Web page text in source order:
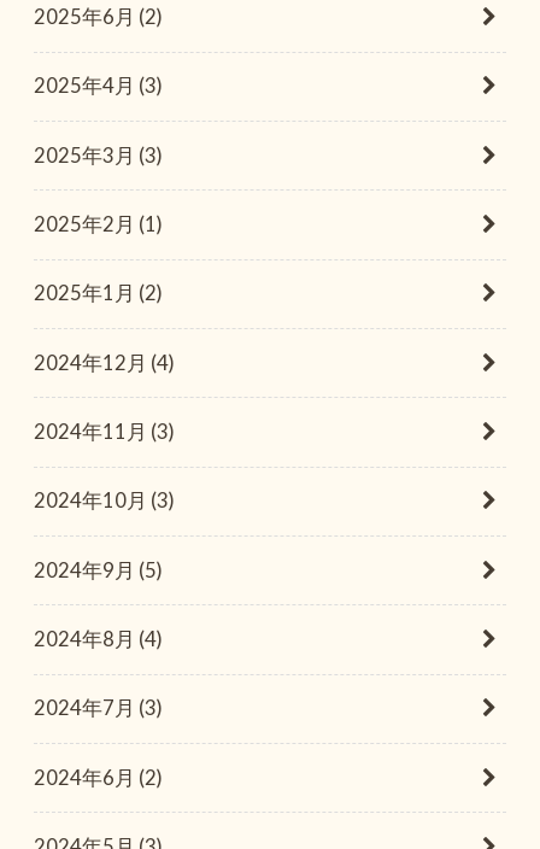
2025年6月 (2)
2025年4月 (3)
2025年3月 (3)
2025年2月 (1)
2025年1月 (2)
2024年12月 (4)
2024年11月 (3)
2024年10月 (3)
2024年9月 (5)
2024年8月 (4)
2024年7月 (3)
2024年6月 (2)